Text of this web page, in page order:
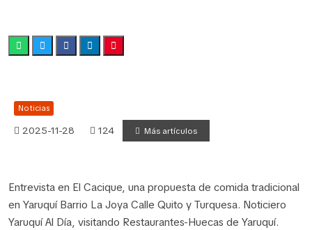
Noticias
2025-11-28 124 Más artículos
Entrevista en El Cacique, una propuesta de comida tradicional
en Yaruquí Barrio La Joya Calle Quito y Turquesa. Noticiero
Yaruquí Al Día, visitando Restaurantes-Huecas de Yaruquí.